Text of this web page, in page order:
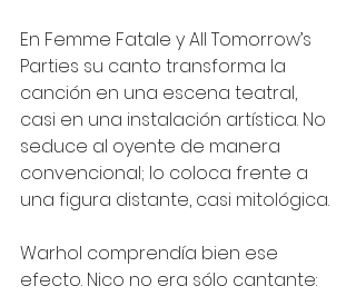
En Femme Fatale y All Tomorrow’s
Parties su canto transforma la
canción en una escena teatral,
casi en una instalación artística. No
seduce al oyente de manera
convencional; lo coloca frente a
una figura distante, casi mitológica.
Warhol comprendía bien ese
efecto. Nico no era sólo cantante: